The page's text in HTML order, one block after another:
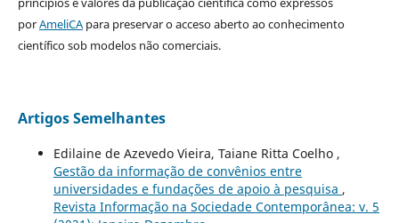
porAmeliCApara preservar o acceso aberto ao conhecimento
científico sob modelos não comerciais.
Artigos Semelhantes
Edilaine de Azevedo Vieira, Taiane Ritta Coelho ,
Gestão da informação de convênios entre
universidades e fundações de apoio à pesquisa ,
Revista Informação na Sociedade Contemporânea: v. 5